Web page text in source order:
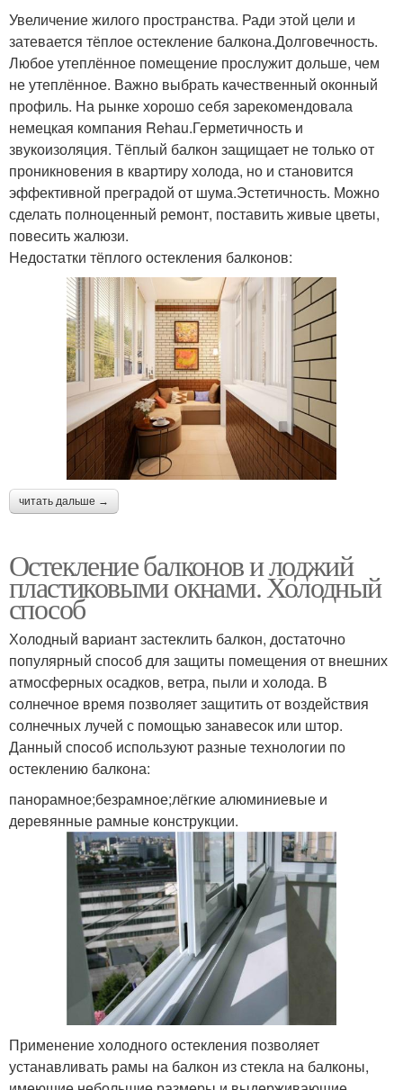
Увеличение жилого пространства. Ради этой цели и
затевается тёплое остекление балкона.Долговечность.
Любое утеплённое помещение прослужит дольше, чем
не утеплённое. Важно выбрать качественный оконный
профиль. На рынке хорошо себя зарекомендовала
немецкая компания Rehau.Герметичность и
звукоизоляция. Тёплый балкон защищает не только от
проникновения в квартиру холода, но и становится
эффективной преградой от шума.Эстетичность. Можно
сделать полноценный ремонт, поставить живые цветы,
повесить жалюзи.
Недостатки тёплого остекления балконов:
читать дальше →
Остекление балконов и лоджий
пластиковыми окнами. Холодный
способ
Холодный вариант застеклить балкон, достаточно
популярный способ для защиты помещения от внешних
атмосферных осадков, ветра, пыли и холода. В
солнечное время позволяет защитить от воздействия
солнечных лучей с помощью занавесок или штор.
Данный способ используют разные технологии по
остеклению балкона:
панорамное;безрамное;лёгкие алюминиевые и
деревянные рамные конструкции.
Применение холодного остекления позволяет
устанавливать рамы на балкон из стекла на балконы,